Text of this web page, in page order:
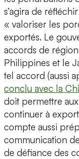
s’agira de
« valoriser les
exportés. Le
accords de
Philippines et le
tel accord (aussi
conclu avec la
doit permettre
continuer à
compte aussi
communication
de défiance des